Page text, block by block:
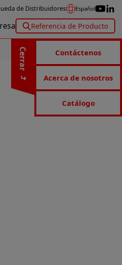
de Distribuidores Español
Referencia de Producto
Cerrar Contáctenos
Acerca de nosotros
Catálogo